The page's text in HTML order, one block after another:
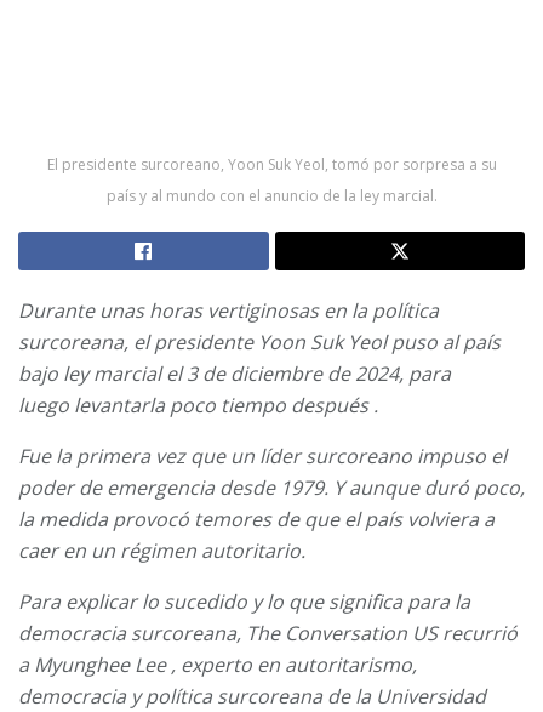
El presidente surcoreano, Yoon Suk Yeol, tomó por sorpresa a su
país y al mundo con el anuncio de la ley marcial.
Durante unas horas vertiginosas en la política
surcoreana, el presidente Yoon Suk Yeolpuso al país
bajo ley marcialel 3 de diciembre de 2024, para
luego levantarla poco tiempo después.
Fue la primera vez que un líder surcoreano impuso el
poder de emergencia desde 1979. Y aunque duró poco,
la medida provocó temores de que el país volviera a
caer en un régimen autoritario.
Para explicar lo sucedido y lo que significa para la
democracia surcoreana, The Conversation US recurrió
a Myunghee Lee, experto en autoritarismo,
democracia y política surcoreana de la Universidad